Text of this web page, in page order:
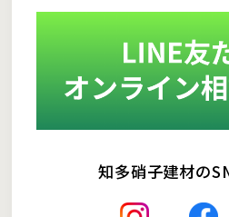
知多硝子建材の